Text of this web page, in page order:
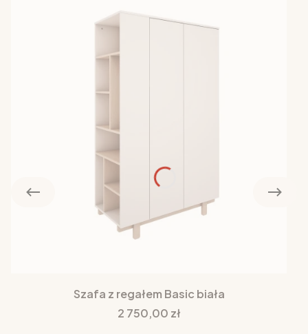
Szafa z regałem Basic biała
Cena
2 750,00 zł